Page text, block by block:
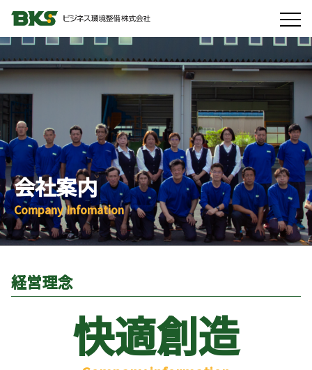
会社案内
Company Infomation
経営理念
快適創造